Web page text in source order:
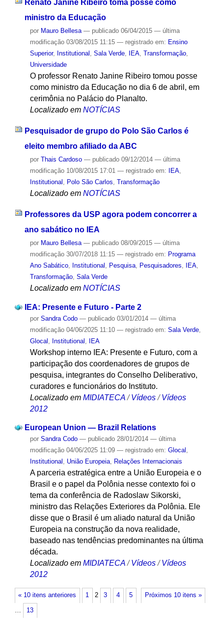
Renato Janine Ribeiro toma posse como
ministro da Educação
por Mauro Bellesa — publicado06/04/2015 — última
modificação03/08/2015 11:15 — registrado em: Ensino
Superior, Institutional , Sala Verde, IEA, Transformação,
Universidade
O professor Renato Janine Ribeiro tomou posse
como ministro da Educação no dia 6 de abril, em
cerimônia no Palácio do Planalto.
Localizado em NOTÍCIAS
Pesquisador de grupo do Polo São Carlos é
eleito membro afiliado da ABC
por Thais Cardoso — publicado09/12/2014 — última
modificação10/08/2015 17:01 — registrado em: IEA,
Institutional , Polo São Carlos, Transformação
Localizado em NOTÍCIAS
Professores da USP agora podem concorrer a
ano sabático no IEA
por Mauro Bellesa — publicado08/09/2015 — última
modificação30/07/2018 11:15 — registrado em: Programa
Ano Sabático, Institutional Pesquisa, Pesquisadores IEA,
Transformação, Sala Verde
Localizado em NOTÍCIAS
IEA: Presente e Futuro - Parte 2
por Sandra Codo — publicado03/01/2014 — última
modificação04/06/2025 11:10 — registrado em: Sala Verde,
Glocal
Institutional IEA
Workshop interno IEA: Presente e Futuro, com a
participação dos coordenadores de grupos de
pesquisa, integrantes do Conselho Deliberativo,
curadores e funcionários do Instituto.
Localizado em MIDIATECA /Vídeos /Vídeos
2012
European Union — Brazil Relations
por Sandra Codo — publicado28/01/2014 — última
modificação04/06/2025 11:09 — registrado em: Glocal ,
Institutional , União Europeia, Relações Internacionais
A parceria estratégica entre a União Europeia e o
Brasil e o papel da Polônia nesse contexto foi o
tema da conferência de Radoslaw Sikorski,
ministro das Relações Exteriores da Polônia. Ele
disse que o Brasil é um aliado natural da União
Europeia na construção da nova realidade,
baseado nas tendências predominantes na última
década.
Localizado em MIDIATECA /Vídeos /Vídeos
2012
« 10 itens anteriores Próximos 10 itens »
1 2 3 4 5
… 13